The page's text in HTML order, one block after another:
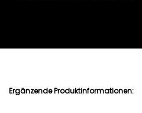
Ergänzende Produktinformationen: